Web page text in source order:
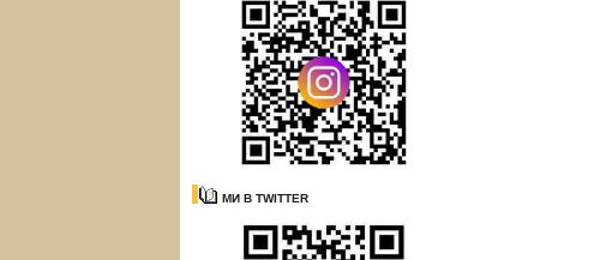
МИ В TWITTER